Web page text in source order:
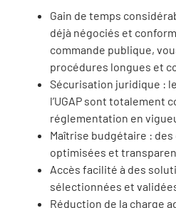
Gain de temps
déjà négociés et
commande publique,
procédures longues et
Sécurisation juridique :
l’UGAP sont totalement
réglementation en
Maîtrise budgétaire :
optimisées et
Accès facilité à des
sélectionnées et
Réduction de la charge